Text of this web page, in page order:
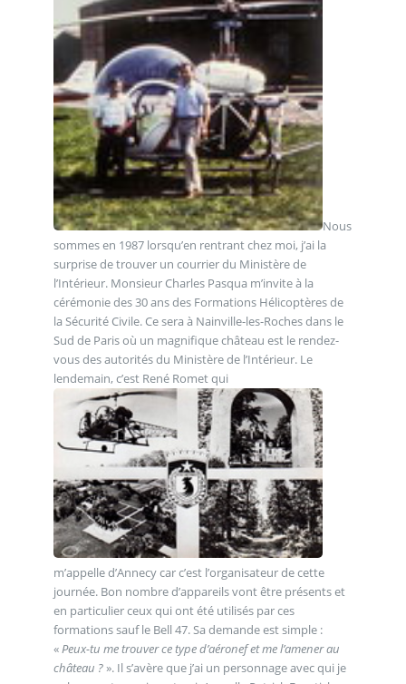
Nous
sommes en 1987 lorsqu’en rentrant chez moi, j’ai la
surprise de trouver un courrier du Ministère de
l’Intérieur. Monsieur Charles Pasqua m’invite à la
cérémonie des 30 ans des Formations Hélicoptères de
la Sécurité Civile. Ce sera à Nainville-les-Roches dans le
Sud de Paris où un magnifique château est le rendez-
vous des autorités du Ministère de l’Intérieur. Le
lendemain, c’est René Romet qui
m’appelle d’Annecy car c’est l’organisateur de cette
journée. Bon nombre d’appareils vont être présents et
en particulier ceux qui ont été utilisés par ces
formations sauf le Bell 47. Sa demande est simple :
«Peux-tu me trouver ce type d’aéronef et me l’amener au
château ?». Il s’avère que j’ai un personnage avec qui je